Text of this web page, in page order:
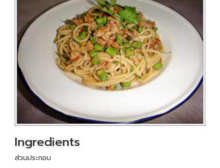
Ingredients
ส่วนประกอบ